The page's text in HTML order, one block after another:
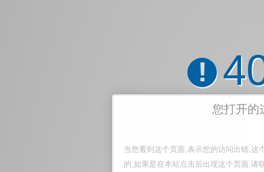
!
您打开的
当您看到这个页面,表示您的访问出错,这
的,如果是在本站点击后出现这个页面,请